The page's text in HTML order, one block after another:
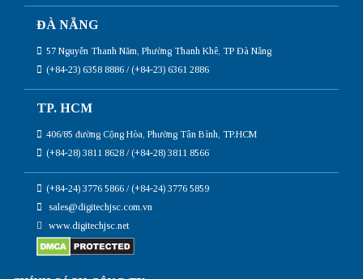
ĐÀ NẴNG
57 Nguyễn Thanh Năm, Phường Thanh Khê, TP Đà Nẵng
(+84-23) 6358 8886 / (+84-23) 6361 2886
TP. HCM
406/85 đường Cộng Hòa, Phường Tân Bình, TP.HCM
(+84-28) 3811 8628 / (+84-28) 3811 8566
(+84-24) 3776 5866 / (+84-24) 3776 5859
sales@digitechjsc.com.vn
www.digitechjsc.net